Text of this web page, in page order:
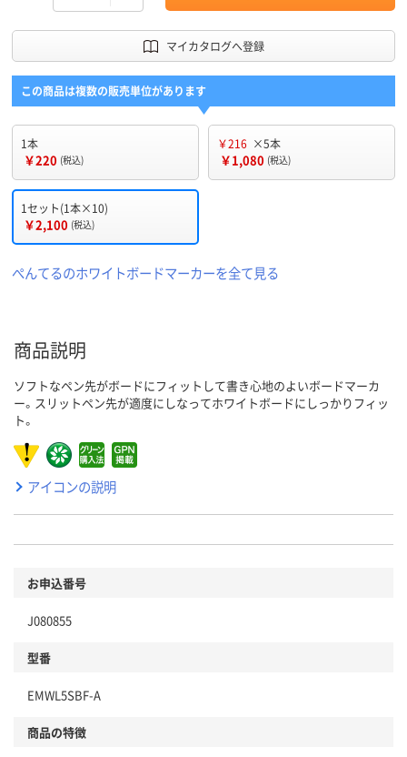
マイカタログへ登録
この商品は複数の販売単位があります
1本
￥220 (税込)
￥216 ×5本
￥1,080 (税込)
1セット(1本×10)
￥2,100 (税込)
ぺんてるのホワイトボードマーカーを全て見る
商品説明
ソフトなペン先がボードにフィットして書き心地のよいボードマーカ
ー。スリットペン先が適度にしなってホワイトボードにしっかりフィッ
ト。
アイコンの説明
お申込番号
J080855
型番
EMWL5SBF-A
商品の特徴